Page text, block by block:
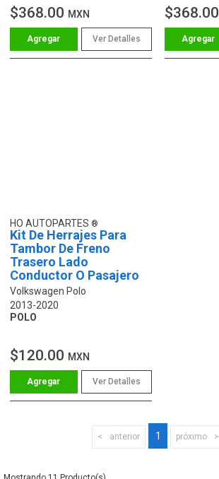
$368.00 MXN
Ver Detalles
$368.00
HO AUTOPARTES
Kit De Herrajes Para
Tambor De Freno
Trasero Lado
Conductor O Pasajero
Volkswagen Polo
2013-2020
POLO
$120.00 MXN
Ver Detalles
anterior 1 próximo